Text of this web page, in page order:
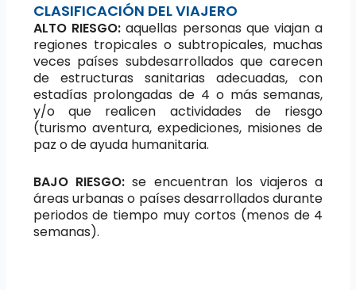
CLASIFICACIÓN DEL VIAJERO
ALTO RIESGO:aquellas personas que viajan a
regiones tropicales o subtropicales, muchas
veces países subdesarrollados que carecen
de estructuras sanitarias adecuadas, con
estadías prolongadas de 4 o más semanas,
y/o que realicen actividades de riesgo
(turismo aventura, expediciones, misiones de
paz o de ayuda humanitaria.
BAJO RIESGO:se encuentran los viajeros a
áreas urbanas o países desarrollados durante
periodos de tiempo muy cortos (menos de 4
semanas).